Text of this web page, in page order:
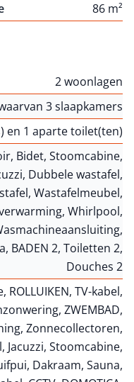
86 m²
2 woonlagen
3 slaapkamers
en 1 aparte toilet(ten)
Bidet, Stoomcabine,
Dubbele wastafel,
Wastafelmeubel,
Whirlpool,
BADEN 2, Toiletten 2,
Douches 2
TV-kabel,
ZWEMBAD,
Zonnecollectoren,
Jacuzzi, Stoomcabine,
Dakraam, Sauna,